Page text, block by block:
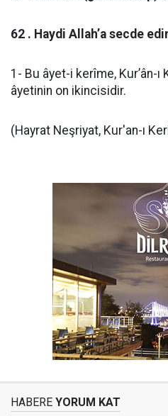
62 . Haydi Allah’a secde
1- Bu âyet-i kerîme, Kur’ân-
âyetinin on ikincisidir.
(Hayrat Neşriyat, Kur'an-ı
HABERE YORUM KAT